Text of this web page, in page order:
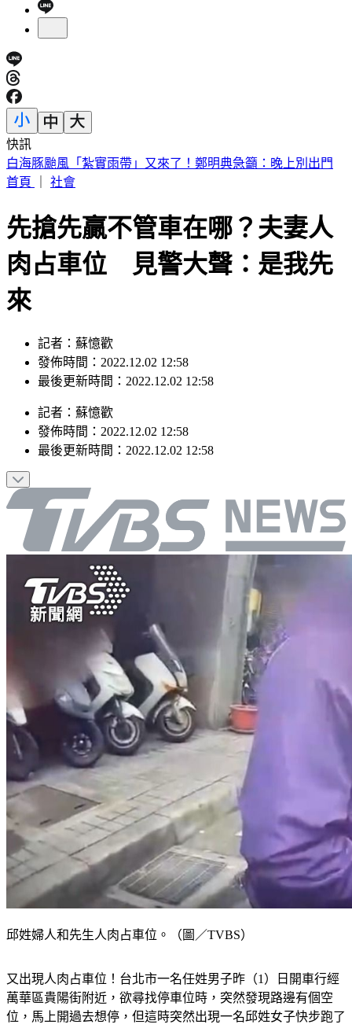
快訊
別只看台積電！ 外媒點名「2檔AI設備股」快上車
首頁
社會
先搶先贏不管車在哪？夫妻人
肉占車位 見警大聲：是我先
來
記者：蘇憶歡
發佈時間：2022.12.02 12:58
最後更新時間：2022.12.02 12:58
記者 ： 蘇憶歡
發佈時間： 2022.12.02 12:58
最後更新時間： 2022.12.02 12:58
邱姓婦人和先生人肉占車位。（圖／TVBS）
又出現人肉占車位！台北市一名任姓男子昨（1）日開車行經
萬華區貴陽街附近，欲尋找停車位時，突然發現路邊有個空
位，馬上開過去想停，但這時突然出現一名邱姓女子快步跑了